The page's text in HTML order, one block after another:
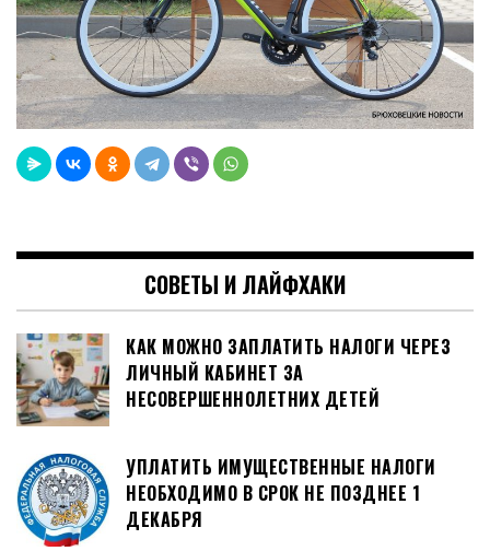
СОВЕТЫ И ЛАЙФХАКИ
КАК МОЖНО ЗАПЛАТИТЬ НАЛОГИ ЧЕРЕЗ
ЛИЧНЫЙ КАБИНЕТ ЗА
НЕСОВЕРШЕННОЛЕТНИХ ДЕТЕЙ
УПЛАТИТЬ ИМУЩЕСТВЕННЫЕ НАЛОГИ
НЕОБХОДИМО В СРОК НЕ ПОЗДНЕЕ 1
ДЕКАБРЯ